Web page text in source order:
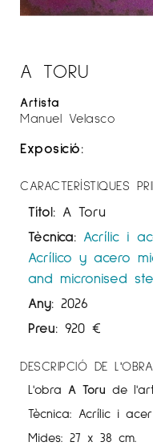
A TORU
Artista
Manuel Velasco
Exposició:
CARACTERÍSTIQUES
Títol: A Toru
Tècnica: Acrílic i
Acrílico y acero
and micronised
Any: 2026
Preu: 920 €
DESCRIPCIÓ DE L'OBRA
L'obra A Toru de
Tècnica: Acrílic i
Mides: 27 x 38 cm.